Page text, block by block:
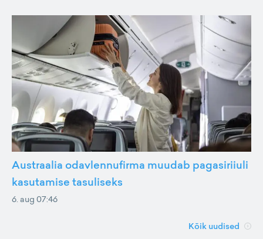
Austraalia odavlennufirma muudab pagasiriiuli
kasutamise tasuliseks
6. aug 07:46
Kõik uudised